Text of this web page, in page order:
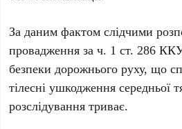
За даним фактом слідчими
провадження за ч. 1 ст. 286
безпеки дорожнього руху, що
тілесні ушкодження середньої
розслідування триває.